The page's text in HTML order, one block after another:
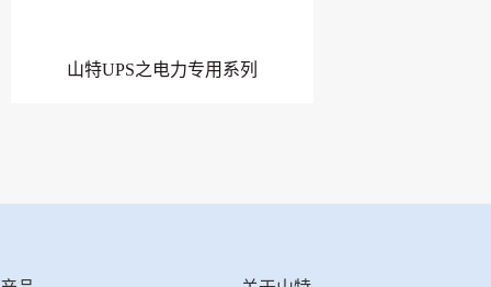
山特UPS之电力专用系列